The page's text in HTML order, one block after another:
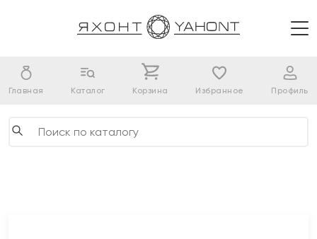
Главная Каталог Корзина Избранное Профиль